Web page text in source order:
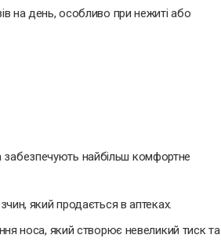
на день, особливо при нежиті або
забезпечують найбільш комфортне
який продається в аптеках.
носа, який створює невеликий тиск та